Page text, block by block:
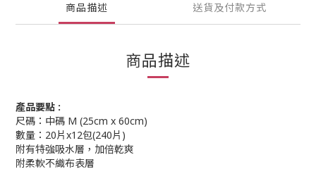
商品描述 送貨及付款方式
商品描述
產品要點 :
尺碼：中碼 M (25cm x 60cm)
數量：20片x12包(240片)
附有特強吸水層，加倍乾爽
附柔軟不織布表層